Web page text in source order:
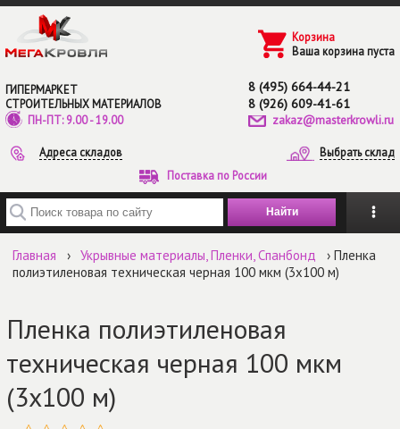
Перейти к основному содержанию
ГИПЕРМАРКЕТ
СТРОИТЕЛЬНЫХ МАТЕРИАЛОВ
ПН-ПТ: 9.00 - 19.00
8 (495) 664-44-21
8 (926) 609-41-61
zakaz@masterkrowli.ru
Адреса складов
Выбрать склад
Поставка по России
Корзина
Ваша корзина пуста
Введите ключевые слова для поиска
Главная › Укрывные материалы, Пленки, Спанбонд
› Пленка
полиэтиленовая техническая черная 100 мкм (3х100 м)
Пленка полиэтиленовая
техническая черная 100 мкм
(3х100 м)